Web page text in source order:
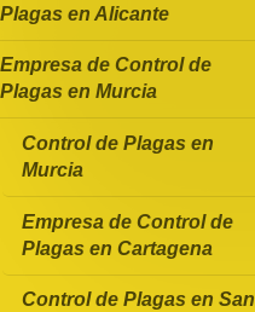
Plagas en Alicante
Empresa de Control de
Plagas en Murcia
Control de Plagas en
Murcia
Empresa de Control de
Plagas en Cartagena
Control de Plagas en San